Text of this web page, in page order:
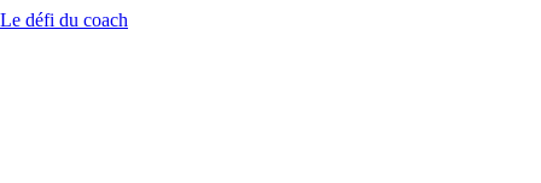
Le défi du coach